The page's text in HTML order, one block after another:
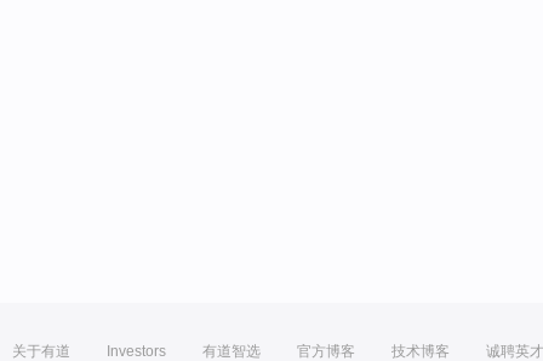
关于有道 Investors 有道智选 官方博客 技术博客 诚聘英才